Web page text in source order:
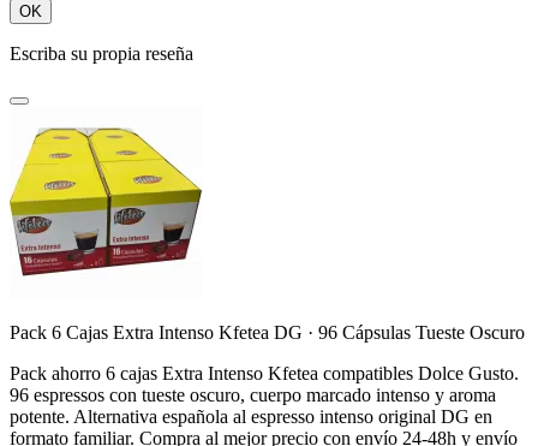
OK
Escriba su propia reseña
Pack 6 Cajas Extra Intenso Kfetea DG · 96 Cápsulas Tueste Oscuro
Pack ahorro 6 cajas Extra Intenso Kfetea compatibles Dolce Gusto.
96 espressos con tueste oscuro, cuerpo marcado intenso y aroma
potente. Alternativa española al espresso intenso original DG en
formato familiar. Compra al mejor precio con envío 24-48h y envío